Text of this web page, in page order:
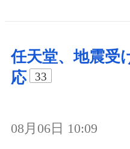
任天堂、地震受
応
33
08月06日 10:09